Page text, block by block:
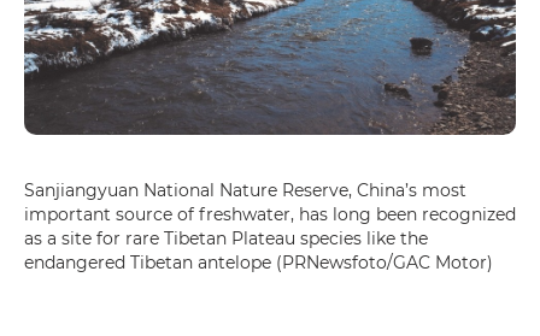
Sanjiangyuan National Nature Reserve, China’s most
important source of freshwater, has long been recognized
as a site for rare Tibetan Plateau species like the
endangered Tibetan antelope (PRNewsfoto/GAC Motor)